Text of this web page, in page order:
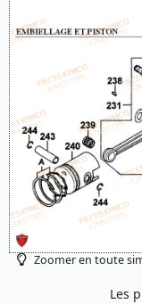
Zoomer en toute
Les